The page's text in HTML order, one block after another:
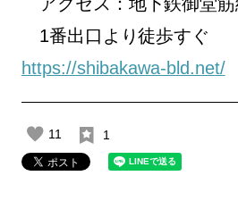
1番出口より徒歩すぐ
https://shibakawa-bld.net/
11 1